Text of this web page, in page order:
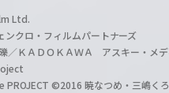
Ltd.
ンクロ・フィルムパートナーズ
／ＫＡＤＯＫＡＷＡ アスキー・メデ
©2016 暁なつめ・三嶋く